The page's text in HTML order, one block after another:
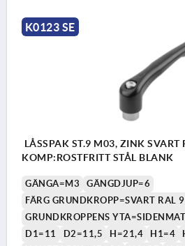
K0123 SE
LÅSSPAK ST.9 M03, ZINK SVART
KOMP:ROSTFRITT STÅL BLANK
GÄNGA=M3
GÄNGDJUP=6
FÄRG GRUNDKROPP=SVART RAL
GRUNDKROPPENS
D1=11
D2=11,5 H=21,4 H1=4